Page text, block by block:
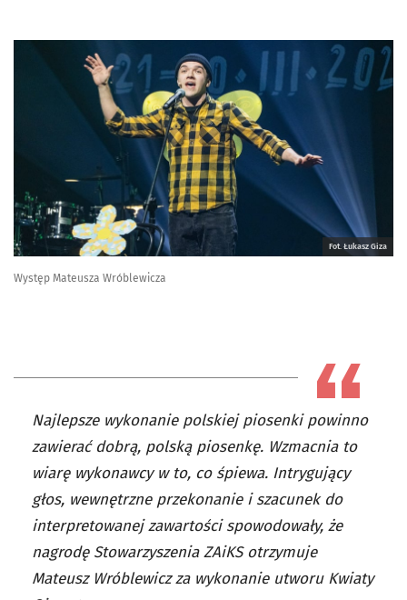
Fot. Łukasz Giza
Występ Mateusza Wróblewicza
Najlepsze wykonanie polskiej piosenki powinno
zawierać dobrą, polską piosenkę. Wzmacnia to
wiarę wykonawcy w to, co śpiewa. Intrygujący
głos, wewnętrzne przekonanie i szacunek do
interpretowanej zawartości spowodowały, że
nagrodę Stowarzyszenia ZAiKS otrzymuje
Mateusz Wróblewicz za wykonanie utworu Kwiaty